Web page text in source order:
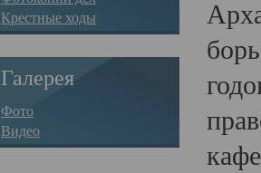
Крестные ходы
Галерея
Фото
Видео